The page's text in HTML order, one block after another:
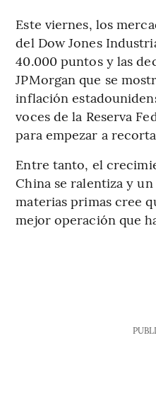
Este viernes, los
del Dow Jones
40.000 puntos y las
JPMorgan que se
inflación
voces de la Reserva
para empezar a
Entre tanto, el
China se ralentiza y
materias primas cree
mejor operación que